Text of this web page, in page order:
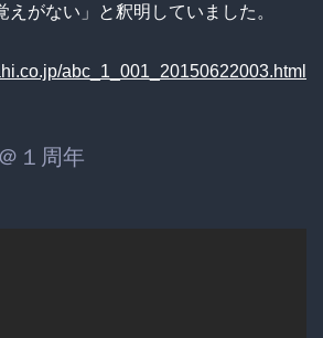
えがない」と釈明していました。
abc_1_001_20150622003.html
１周年